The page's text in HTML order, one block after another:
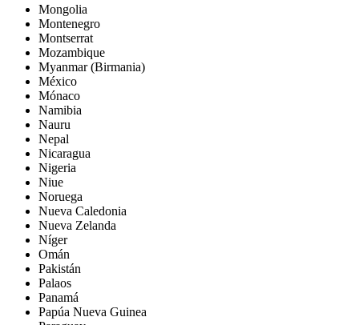
Mongolia
Montenegro
Montserrat
Mozambique
Myanmar (Birmania)
México
Mónaco
Namibia
Nauru
Nepal
Nicaragua
Nigeria
Niue
Noruega
Nueva Caledonia
Nueva Zelanda
Níger
Omán
Pakistán
Palaos
Panamá
Papúa Nueva Guinea